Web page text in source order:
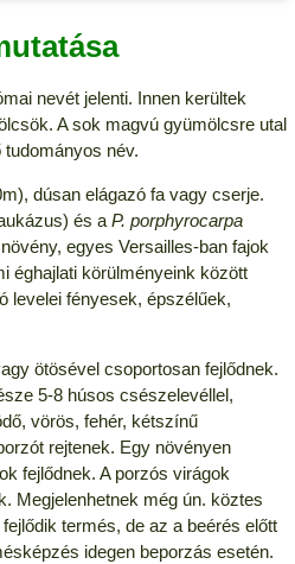
nevét jelenti. Innen kerültek
A sok magvú gyümölcsre utal
tudományos név.
dúsan elágazó fa vagy cserje.
és a P. porphyrocarpa
egyes Versailles-ban fajok
éghajlati körülményeink között
levelei fényesek, épszélűek,
ötösével csoportosan fejlődnek.
5-8 húsos csészelevéllel,
vörös, fehér, kétszínű
rejtenek. Egy növényen
fejlődnek. A porzós virágok
Megjelenhetnek még ún. köztes
termés, de az a beérés előtt
idegen beporzás esetén.